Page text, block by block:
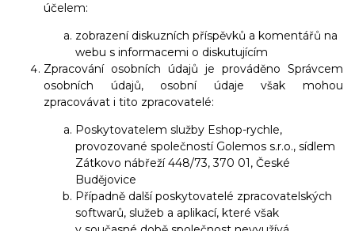
účelem:
zobrazení diskuzních příspěvků a komentářů na
webu s informacemi o diskutujícím
Zpracování osobních údajů je prováděno Správcem
osobních údajů, osobní údaje však mohou
zpracovávat i tito zpracovatelé:
Poskytovatelem služby Eshop-rychle,
provozované společností Golemos s.r.o., sídlem
Zátkovo nábřeží 448/73, 370 01, České
Budějovice
Případně další poskytovatelé zpracovatelských
softwarů, služeb a aplikací, které však